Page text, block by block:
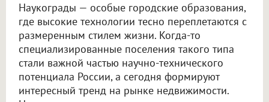
Наукограды — особые городские образования,
где высокие технологии тесно переплетаются с
размеренным стилем жизни. Когда-то
специализированные поселения такого типа
стали важной частью научно-технического
потенциала России, а сегодня формируют
интересный тренд на рынке недвижимости.